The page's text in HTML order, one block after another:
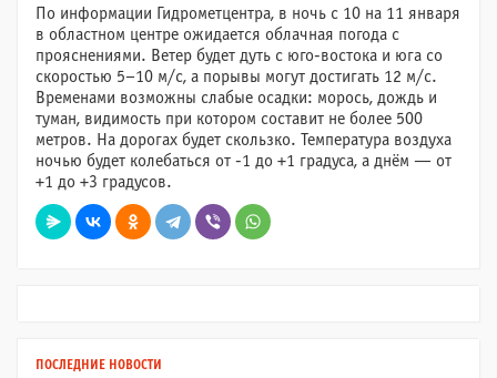
По информации Гидрометцентра, в ночь с 10 на 11 января
в областном центре ожидается облачная погода с
прояснениями. Ветер будет дуть с юго-востока и юга со
скоростью 5–10 м/с, а порывы могут достигать 12 м/с.
Временами возможны слабые осадки: морось, дождь и
туман, видимость при котором составит не более 500
метров. На дорогах будет скользко. Температура воздуха
ночью будет колебаться от -1 до +1 градуса, а днём — от
+1 до +3 градусов.
ПОСЛЕДНИЕ НОВОСТИ